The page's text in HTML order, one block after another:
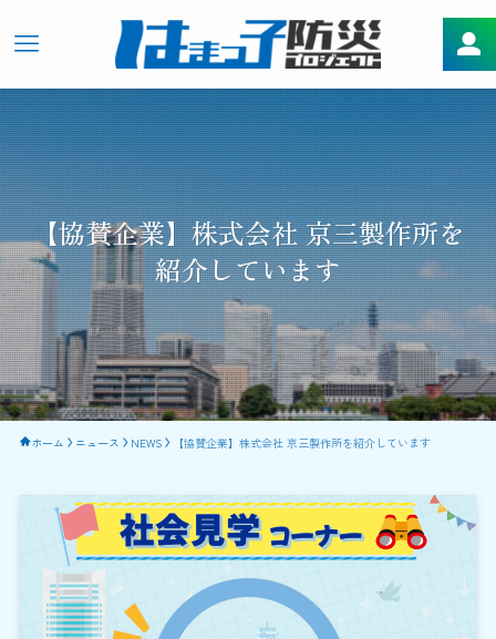
【協賛企業】株式会社 京三製作所を
紹介しています
ホーム ニュース NEWS 【協賛企業】株式会社 京三製作所を紹介しています